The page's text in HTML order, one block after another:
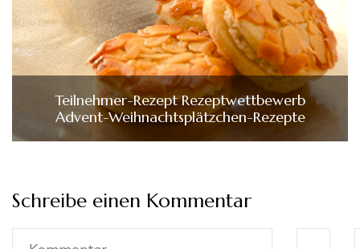
Teilnehmer-Rezept Rezeptwettbewerb
Advent-Weihnachtsplätzchen-Rezepte
Schreibe einen Kommentar